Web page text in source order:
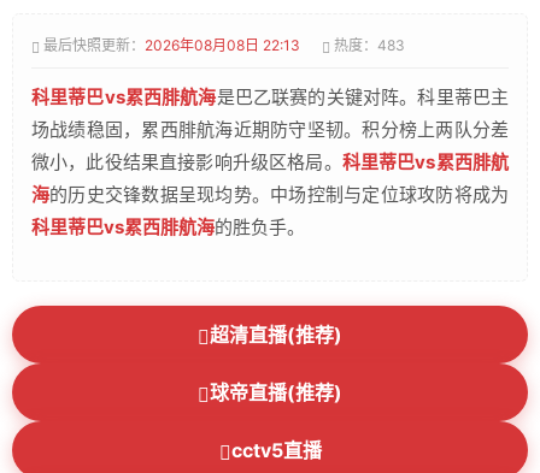
最后快照更新： 2026年08月08日 22:13 热度：483
科里蒂巴vs累西腓航海是巴乙联赛的关键对阵。科里蒂巴主
场战绩稳固，累西腓航海近期防守坚韧。积分榜上两队分差
微小，此役结果直接影响升级区格局。 科里蒂巴vs累西腓航
海的历史交锋数据呈现均势。中场控制与定位球攻防将成为
科里蒂巴vs累西腓航海的胜负手。
超清直播(推荐)
球帝直播(推荐)
cctv5直播